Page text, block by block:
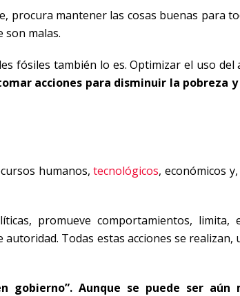
procura mantener las cosas buenas para
son malas.
fósiles también lo es. Optimizar el uso del
acciones para disminuir la pobreza
humanos,tecnológicos, económicos
promueve comportamientos, limita,
Todas estas acciones se
gobierno”. Aunque se puede ser aún